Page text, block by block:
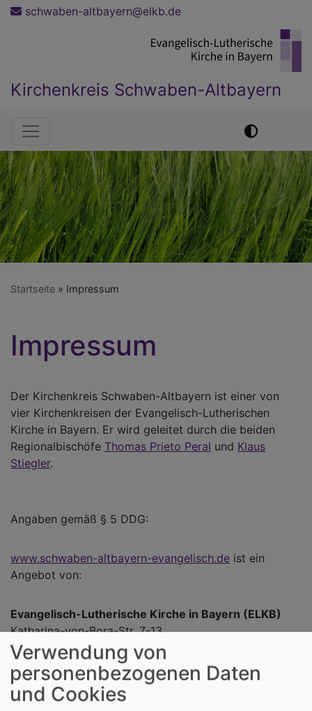
Direktschwaben-altbayern@elkb.de
Kirchenkreis Schwaben-Altbayern
Hauptnavigation
Startseite Impressum
Impressum
Der Kirchenkreis Schwaben-Altbayern ist einer von
vier Kirchenkreisen der Evangelisch-Lutherischen
Kirche in Bayern. Er wird geleitet durch die beiden
Regionalbischöfe Thomas Prieto Peral und Klaus
Stiegler.
Angaben gemäß § 5 DDG:
www.schwaben-altbayern-evangelisch.de ist ein
Angebot von:
Evangelisch-Lutherische Kirche in Bayern (ELKB)
Katharina-von-Bora-Str. 7-13
80333 München
Vertreten durch
Regionalbischof Thomas Prieto Peral
Verwendung von
personenbezogenen Daten
und Cookies